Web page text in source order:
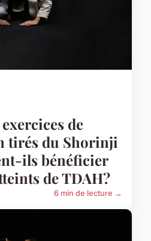
de
tirés du Shorinji
ils bénéficier
de TDAH?
6 min de lecture →